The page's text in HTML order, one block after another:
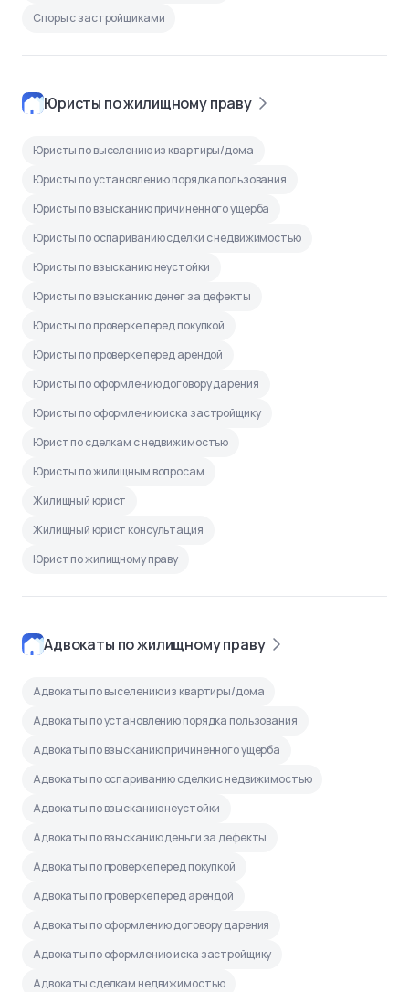
Споры с застройщиками
Юристы по жилищному праву
Юристы по выселению из квартиры/дома
Юристы по установлению порядка пользования
Юристы по взысканию причиненного ущерба
Юристы по оспариванию сделки с недвижимостью
Юристы по взысканию неустойки
Юристы по взысканию денег за дефекты
Юристы по проверке перед покупкой
Юристы по проверке перед арендой
Юристы по оформлению договору дарения
Юристы по оформлению иска застройщику
Юрист по сделкам с недвижимостью
Юристы по жилищным вопросам
Жилищный юрист
Жилищный юрист консультация
Юрист по жилищному праву
Адвокаты по жилищному праву
Адвокаты по выселению из квартиры/дома
Адвокаты по установлению порядка пользования
Адвокаты по взысканию причиненного ущерба
Адвокаты по оспариванию сделки с недвижимостью
Адвокаты по взысканию неустойки
Адвокаты по взысканию деньги за дефекты
Адвокаты по проверке перед покупкой
Адвокаты по проверке перед арендой
Адвокаты по оформлению договору дарения
Адвокаты по оформлению иска застройщику
Адвокаты сделкам недвижимостью